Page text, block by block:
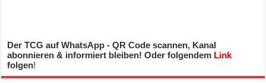
Der TCG auf WhatsApp - QR Code scannen, Kanal
abonnieren & informiert bleiben! Oder folgendem Link
folgen!